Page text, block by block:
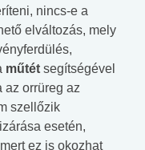
nincs-e a
elváltozás, mely
műtét segítségével
az orrüreg az
szellőzik
esetén,
ez is okozhat